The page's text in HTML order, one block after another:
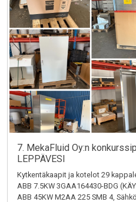
7. MekaFluid Oy:n
LEPPÄVESI
Kytkentäkaapit ja kotelot 29
ABB 7.5KW 3GAA164430-BDG
ABB 45KW M2AA 225 SMB 4,